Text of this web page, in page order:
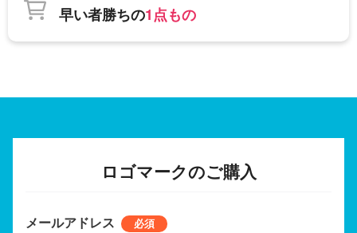
早い者勝ちの1点もの
ロゴマークのご購入
メールアドレス